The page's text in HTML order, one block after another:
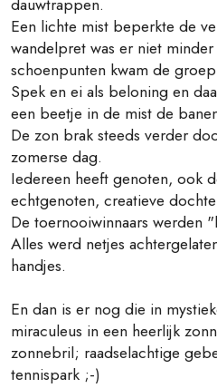
Een lichte mist beperkte de
wandelpret was er niet
schoenpunten kwam de
Spek en ei als beloning en
een beetje in de mist de
De zon brak steeds verder
zomerse dag.
Iedereen heeft genoten, ook
echtgenoten, creatieve
De toernooiwinnaars werden
Alles werd netjes
handjes.
En dan is er nog die in
miraculeus in een heerlijk
zonnebril; raadselachtige
tennispark ;-)